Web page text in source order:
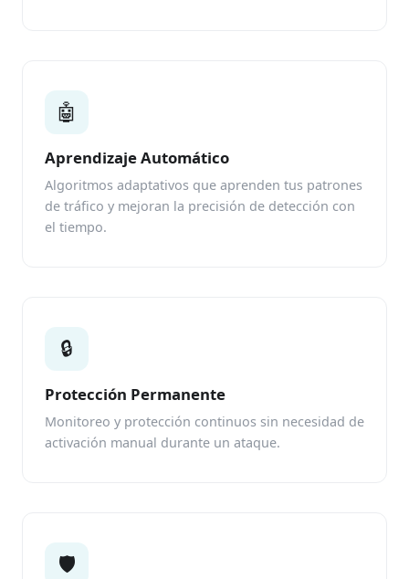
🤖
Aprendizaje Automático
Algoritmos adaptativos que aprenden tus patrones
de tráfico y mejoran la precisión de detección con
el tiempo.
🔒
Protección Permanente
Monitoreo y protección continuos sin necesidad de
activación manual durante un ataque.
🛡️